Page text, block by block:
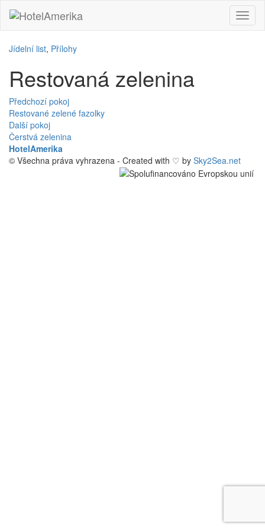
content
Jídelní list, Přílohy
Restovaná zelenina
Post
navigation
Předchozí pokoj
Restované zelené fazolky
Další pokoj
Čerstvá zelenina
HotelAmerika
© Všechna práva vyhrazena - Created with ♡ by Sky2Sea.net